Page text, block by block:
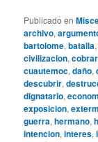
Publicado en
archivo,
bartolome,batalla
civilizacion,cobrar
cuautemoc,daño,
descubrir,
dignatario,
exposicion,
guerra,hermano,
intencion,interes,